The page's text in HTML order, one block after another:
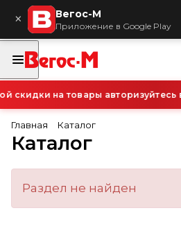
× Вегос-М
Приложение в Google Play
скидки на товары авторизуйтесь
Главная Каталог
Каталог
Раздел не найден